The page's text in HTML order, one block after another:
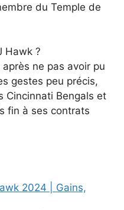
du Temple de
Hawk ?
ne pas avoir pu
gestes peu précis,
Cincinnati Bengals et
fin à ses contrats
2024 | Gains,